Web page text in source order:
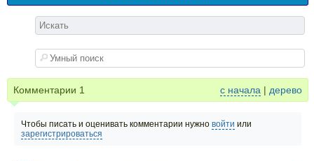
Комментарии 1 с начала | дерево
Чтобы писать и оценивать комментарии нужно войти или
зарегистрироваться